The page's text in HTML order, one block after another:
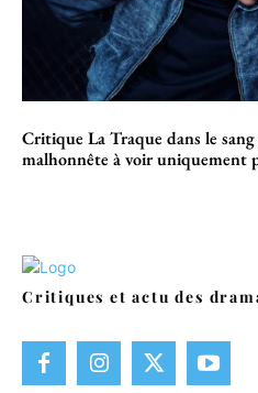
Critique La Traque dans le
malhonnête à voir uniquement
Critiques et actu des